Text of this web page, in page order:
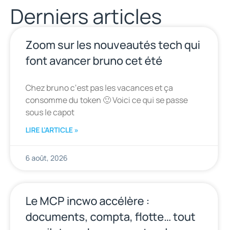
Derniers articles
Zoom sur les nouveautés tech qui
font avancer bruno cet été
Chez bruno c’est pas les vacances et ça
consomme du token 🙂 Voici ce qui se passe
sous le capot
LIRE L'ARTICLE »
6 août, 2026
Le MCP incwo accélère :
documents, compta, flotte… tout